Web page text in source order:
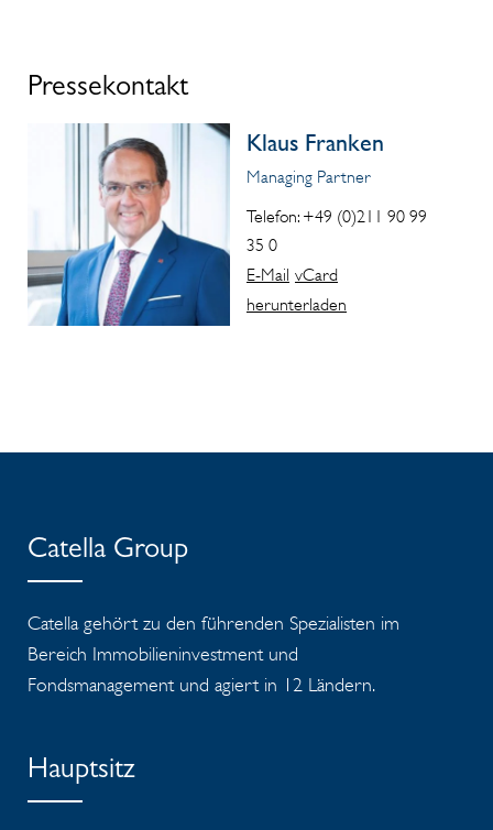
Pressekontakt
Klaus Franken
Managing Partner
Telefon: +49 (0)211 90 99
35 0
E-Mail vCard
herunterladen
Catella Group
Catella gehört zu den führenden Spezialisten im
Bereich Immobilieninvestment und
Fondsmanagement und agiert in 12 Ländern.
Hauptsitz